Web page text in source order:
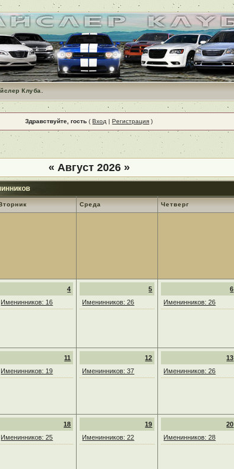
Клуба.
Здравствуйте, гость (Вход |Регистрация )
« Август 2026 »
Среда Четверг
4
Именинников: 16
5
Именинников: 26
6
Именинников: 26
11
Именинников: 19
12
Именинников: 37
13
Именинников: 26
18
Именинников: 25
19
Именинников: 22
20
Именинников: 28